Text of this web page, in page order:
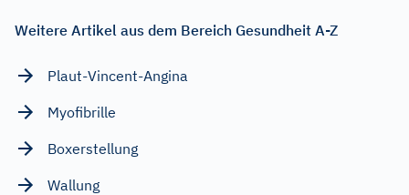
Weitere Artikel aus dem Bereich Gesundheit A-Z
Plaut-Vincent-Angina
Myofibrille
Boxerstellung
Wallung